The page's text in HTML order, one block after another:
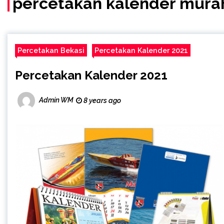
Percetakan Bekasi Percetakan Kalender 2021
Percetakan Kalender 2021
Admin WM 8 years ago